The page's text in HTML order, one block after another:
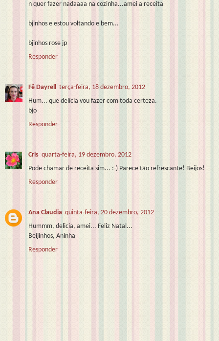
n quer fazer nadaaaa na cozinha...amei a receita
bjinhos e estou voltando e bem...
bjinhos rose jp
Responder
Fê Dayrell terça-feira, 18 dezembro, 2012
Hum... que delícia vou fazer com toda certeza.
bjo
Responder
Cris quarta-feira, 19 dezembro, 2012
Pode chamar de receita sim... :-) Parece tão refrescante! Beijos!
Responder
Ana Claudia quinta-feira, 20 dezembro, 2012
Hummm, delicia, amei... Feliz Natal...
Beijinhos, Aninha
Responder